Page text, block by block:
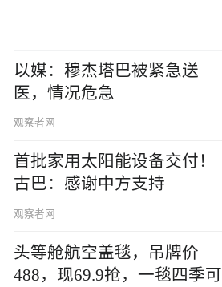
以媒：穆杰塔巴被紧急送
医，情况危急
观察者网
首批家用太阳能设备交付！
古巴：感谢中方支持
观察者网
头等舱航空盖毯，吊牌价
488，现69.9抢，一毯四季可